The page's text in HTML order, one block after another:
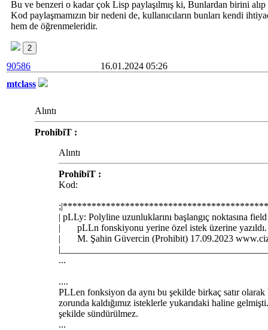
Bu ve benzeri o kadar çok Lisp paylaşılmış ki, Bunlardan birini
Kod paylaşmamızın bir nedeni de, kullanıcıların bunları kendi
hem de öğrenmeleridir.
2
90586
16.01.2024 05:26
mtclass
Alıntı
ProhibiT :
Alıntı
ProhibiT :
Kod:
| pLLy: Polyline uzunluklarını başlangıç noktasına
| pLLn fonskiyonu yerine özel istek üzerine
| M. Şahin Güvercin (Prohibit) 17.09.2023
...
....
PLLen fonksiyon da aynı bu şekilde birkaç satır olarak
zorunda kaldığımız isteklerle yukarıdaki haline
şekilde sündürülmez.
...